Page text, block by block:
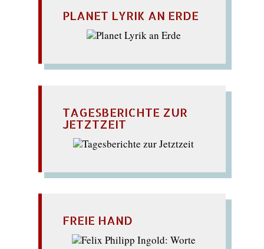
PLANET LYRIK AN ERDE
TAGESBERICHTE ZUR
JETZTZEIT
FREIE HAND